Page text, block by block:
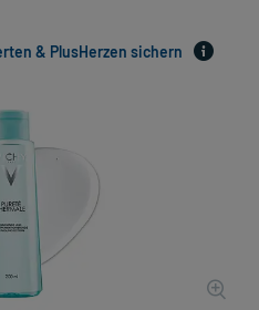
& PlusHerzen sichern